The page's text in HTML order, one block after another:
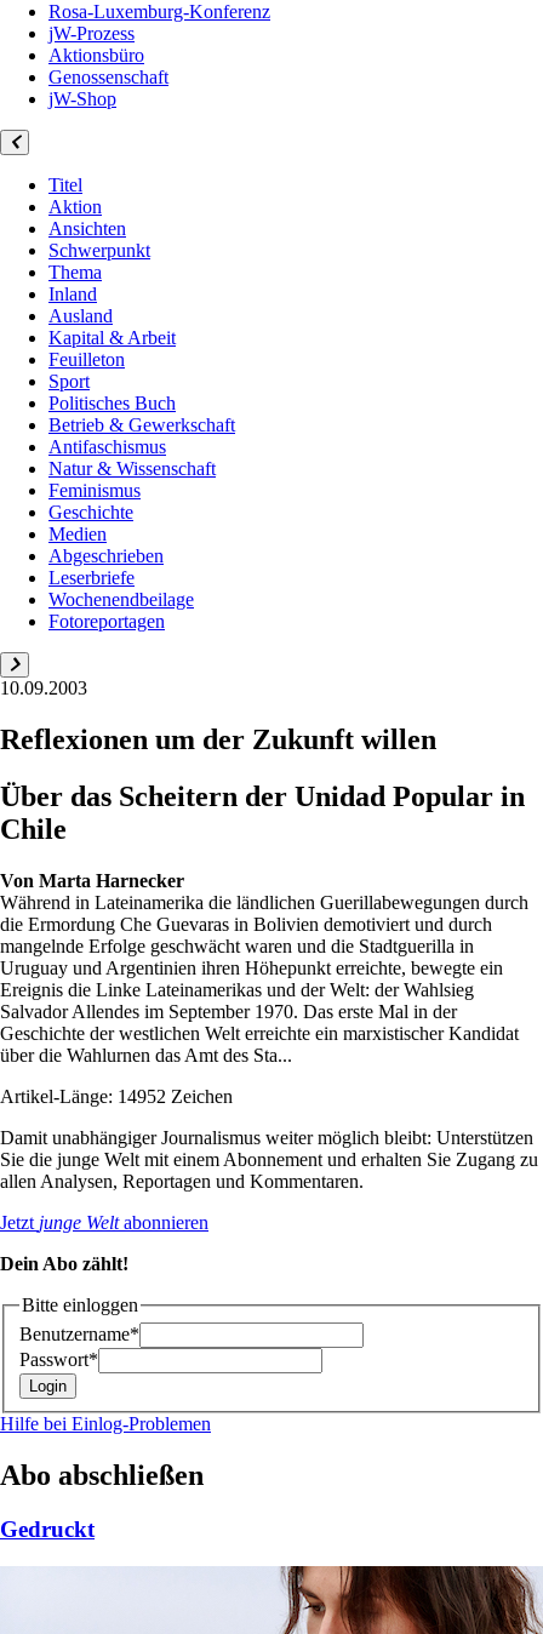
Rosa-Luxemburg-Konferenz
jW-Prozess
Aktionsbüro
Genossenschaft
jW-Shop
Titel
Aktion
Ansichten
Schwerpunkt
Thema
Inland
Ausland
Kapital & Arbeit
Feuilleton
Sport
Politisches Buch
Betrieb & Gewerkschaft
Antifaschismus
Natur & Wissenschaft
Feminismus
Geschichte
Medien
Abgeschrieben
Leserbriefe
Wochenendbeilage
Fotoreportagen
10.09.2003
Reflexionen um der Zukunft willen
Über das Scheitern der Unidad Popular in
Chile
Von Marta Harnecker
Während in Lateinamerika die ländlichen Guerillabewegungen durch
die Ermordung Che Guevaras in Bolivien demotiviert und durch
mangelnde Erfolge geschwächt waren und die Stadtguerilla in
Uruguay und Argentinien ihren Höhepunkt erreichte, bewegte ein
Ereignis die Linke Lateinamerikas und der Welt: der Wahlsieg
Salvador Allendes im September 1970. Das erste Mal in der
Geschichte der westlichen Welt erreichte ein marxistischer Kandidat
über die Wahlurnen das Amt des Sta...
Artikel-Länge: 14952 Zeichen
Damit unabhängiger Journalismus weiter möglich bleibt: Unterstützen
Sie die junge Welt mit einem Abonnement und erhalten Sie Zugang zu
allen Analysen, Reportagen und Kommentaren.
Jetzt junge Weltabonnieren
Dein Abo zählt!
Bitte einloggen
Benutzername*
Passwort*
Hilfe bei Einlog-Problemen
Abo abschließen
Gedruckt